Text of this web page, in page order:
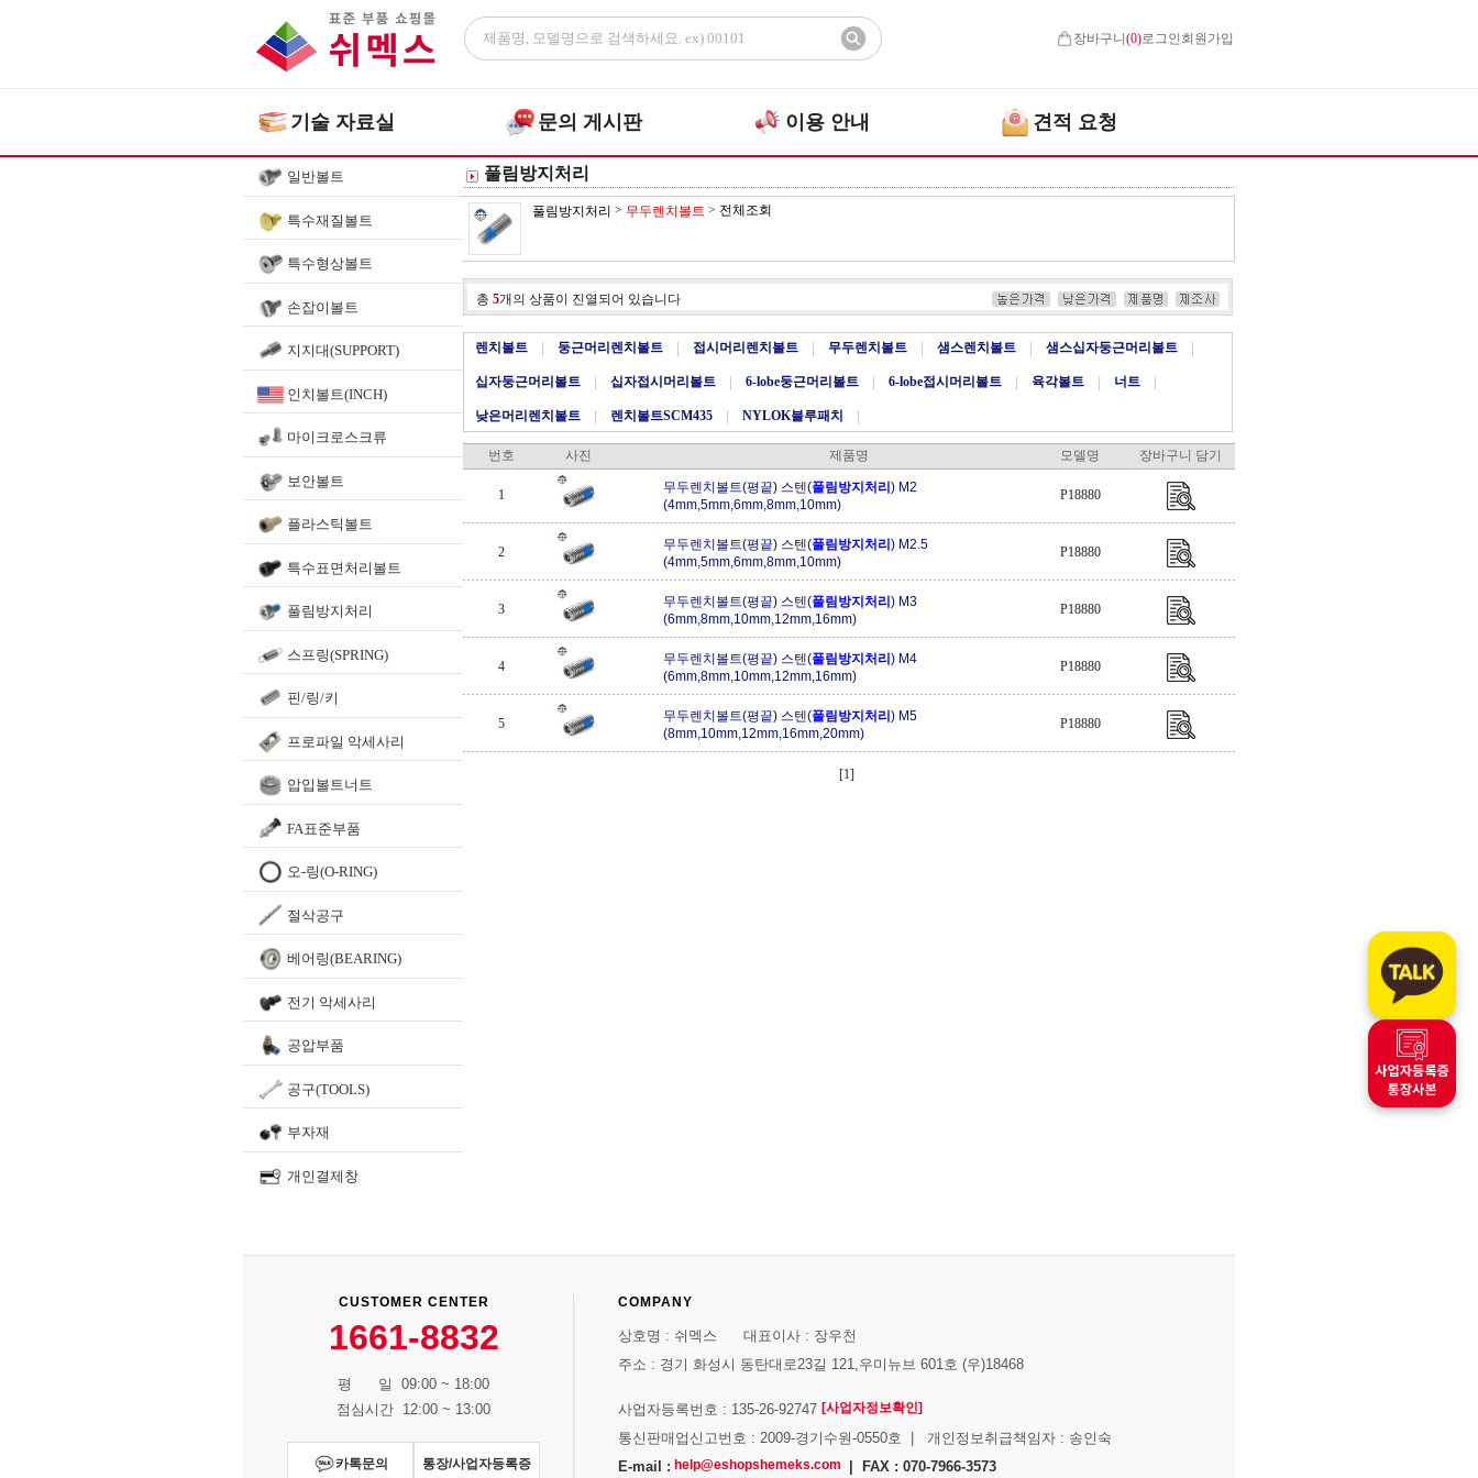
장바구니(0)로그인 회원가입
기술 자료실 문의 게시판 이용 안내 견적 요청
일반볼트
특수재질볼트
특수형상볼트
손잡이볼트
지지대(SUPPORT)
인치볼트(INCH)
마이크로스크류
보안볼트
플라스틱볼트
특수표면처리볼트
풀림방지처리
스프링(SPRING)
핀/링/키
프로파일 악세사리
압입볼트너트
FA표준부품
오-링(O-RING)
절삭공구
베어링(BEARING)
전기 악세사리
공압부품
공구(TOOLS)
부자재
개인결제창
풀림방지처리
풀림방지처리 > 무두렌치볼트 > 전체조회
총 5개의 상품이 진열되어 있습니다
렌치볼트 둥근머리렌치볼트 접시머리렌치볼트 무두렌치볼트 샘스렌치볼트 샘스십자둥근머리볼트
십자둥근머리볼트 십자접시머리볼트 6-lobe둥근머리볼트 6-lobe접시머리볼트 육각볼트 너트
낮은머리렌치볼트 렌치볼트SCM435 NYLOK블루패치
번호 사진 제품명 모델명 장바구니 담기
1
무두렌치볼트(평끝) 스텐(풀림방지처리) M2
(4mm,5mm,6mm,8mm,10mm)
P18880
2
무두렌치볼트(평끝) 스텐(풀림방지처리) M2.5
(4mm,5mm,6mm,8mm,10mm)
P18880
3
무두렌치볼트(평끝) 스텐(풀림방지처리) M3
(6mm,8mm,10mm,12mm,16mm)
P18880
4
무두렌치볼트(평끝) 스텐(풀림방지처리) M4
(6mm,8mm,10mm,12mm,16mm)
P18880
5
무두렌치볼트(평끝) 스텐(풀림방지처리) M5
(8mm,10mm,12mm,16mm,20mm)
P18880
[1]
CUSTOMER CENTER
1661-8832
평 일 09:00 ~ 18:00
점심시간 12:00 ~ 13:00
카톡문의 통장/사업자등록증
COMPANY
상호명 : 쉬멕스 대표이사 : 장우천
주소 : 경기 화성시 동탄대로23길 121,우미뉴브 601호 (우)18468
사업자등록번호 : 135-26-92747 [사업자정보확인]
통신판매업신고번호 : 2009-경기수원-0550호 | 개인정보취급책임자 : 송인숙
E-mail : help@eshopshemeks.com | FAX : 070-7966-3573